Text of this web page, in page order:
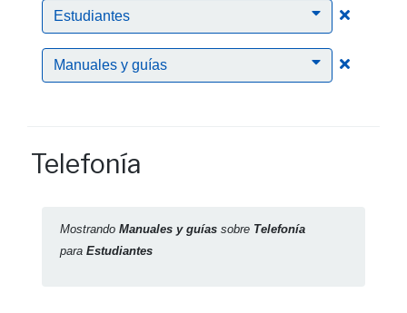
Estudiantes Clic
Manuales y guías Clic
Telefonía
Mostrando Manuales y guías sobre Telefonía
para Estudiantes